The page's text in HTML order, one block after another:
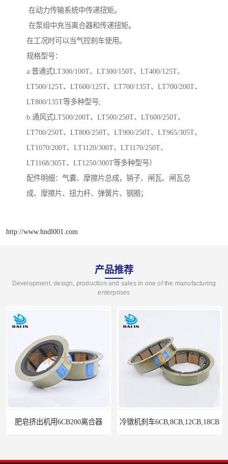
在动力传输系统中传递扭矩。
在泵组中充当离合器和传递扭矩。
在工况时可以当气控刹车使用。
规格型号：
a:普通式LT300/100T、LT300/150T、LT400/125T、
LT500/125T、LT600/125T、LT700/135T、LT700/200T、
LT800/135T等多种型号;
b.通风式LT500/200T、LT500/250T、LT600/250T、
LT700/250T、LT800/250T、LT900/250T、LT965/305T、
LT1070/200T、LT1120/300T、LT1170/250T、
LT1168/305T、LT1250/300T等多种型号）
配件明细：气囊、摩擦片总成，销子、闸瓦、闸瓦总
成、摩擦片、扭力杆、弹簧片、钢圈；
http://www.hndl001.com
产品推荐
Development, design, production and sales in one of the manufacturing
enterprises
肥皂挤出机用6CB200离合器 冷镦机刹车6CB,8CB,12CB,18CB